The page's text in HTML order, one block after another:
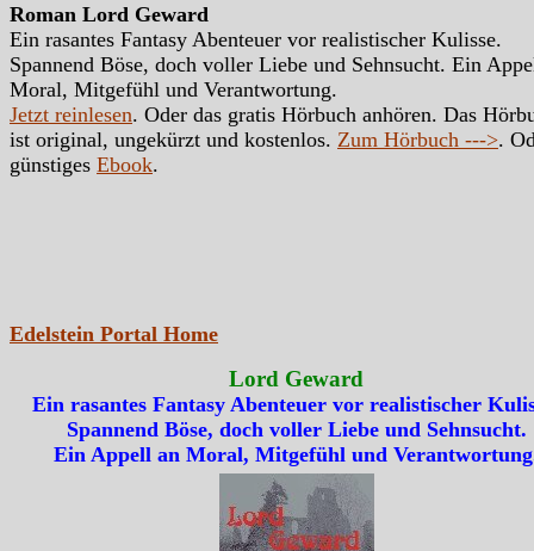
Roman Lord Geward
Ein rasantes Fantasy Abenteuer vor realistischer Kulisse.
Spannend Böse, doch voller Liebe und Sehnsucht. Ein
Moral, Mitgefühl und Verantwortung.
Jetzt reinlesen. Oder das gratis Hörbuch anhören. Das
ist original, ungekürzt und kostenlos. Zum Hörbuch --->.
günstiges Ebook.
Edelstein Portal Home
Lord Geward
Ein rasantes Fantasy Abenteuer vor realistischer
Spannend Böse, doch voller Liebe und Sehnsucht.
Ein Appell an Moral, Mitgefühl und